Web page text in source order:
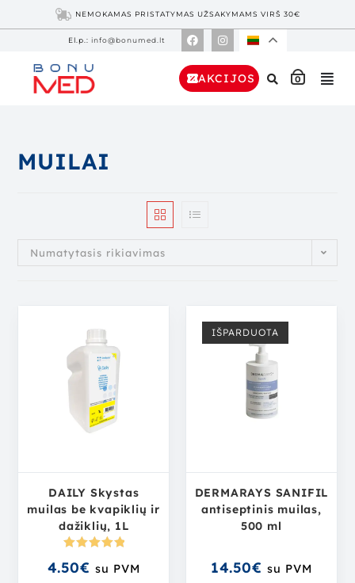
NEMOKAMAS PRISTATYMAS UŽSAKYMAMS VIRŠ 30€
El.p.: info@bonumed.lt
AKCIJOS 0
MUILAI
Numatytasis rikiavimas
DAILY Skystas
muilas be kvapiklių ir
dažiklių, 1L
s:5.00 iš
4.50€ su PVM
IŠPARDUOTA
DERMARAYS SANIFIL
antiseptinis muilas,
500 ml
14.50€ su PVM